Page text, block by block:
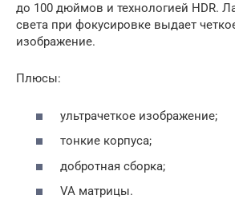
до 100 дюймов и технологией HDR.
света при фокусировке выдает
изображение.
Плюсы:
ультрачеткое изображение;
тонкие корпуса;
добротная сборка;
VA матрицы.